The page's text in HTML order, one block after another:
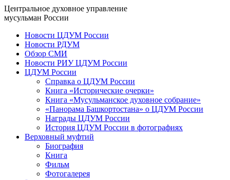
Центральное духовное управление
мусульман России
Новости ЦДУМ России
Новости РДУМ
Обзор СМИ
Новости РИУ ЦДУМ России
ЦДУМ России
Справка о ЦДУМ России
Книга «Исторические очерки»
Книга «Мусульманское духовное собрание»
«Панорама Башкортостана» о ЦДУМ России
Награды ЦДУМ России
История ЦДУМ России в фотографиях
Верховный муфтий
Биография
Книга
Фильм
Фотогалерея